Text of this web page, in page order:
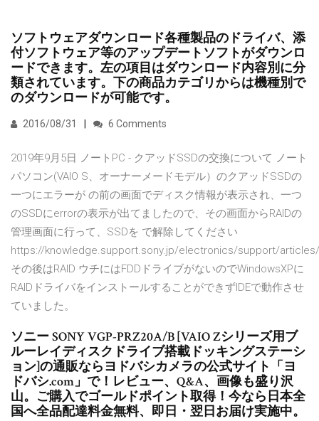
ソフトウェアダウンロード各種製品のドライバ、添
付ソフトウェア等のアップデートソフトがダウンロ
ードできます。左の項目はダウンロード内容別に分
類されています。下の商品カテゴリからは機種別で
のダウンロードが可能です。
2016/08/31 6 Comments
2019年9月5日 ノートPC - クアッドSSDの交換について ノート
パソコン(VAIO S、オーナーメードモデル）のクアッドSSDの
一つにエラーが の前の画面でディスク情報が表示され、一つ
のSSDにerrorの表示が出てましたので、その画面からRAIDの
管理画面に行って、SSDを で解除してください
https://knowledge.support.sony.jp/electronics/support/articles/
その後はRAID ウチにはFDDドライブがないのでWindowsXPに
RAIDドライバをインストールすることができずIDEで動作させ
ていました。
ソニー SONY VGP-PRZ20A/B [VAIO Zシリーズ用ブ
ルーレイディスクドライブ搭載ドッキングステーシ
ョン]の通販ならヨドバシカメラの公式サイト「ヨ
ドバシ.com」で！レビュー、Q&A、画像も盛り沢
山。ご購入でゴールドポイント取得！今なら日本全
国へ全品配達料金無料、即日・翌日お届け実施中。